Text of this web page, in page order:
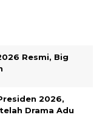
Resmi, Big
2026,
Drama Adu